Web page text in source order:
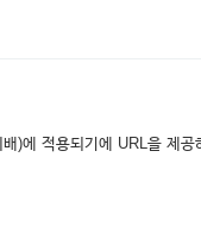
)에 적용되기에 URL을 제